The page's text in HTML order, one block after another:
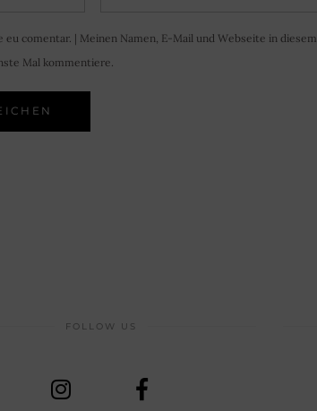
comentar. | Meinen Namen, E-Mail und Webseite in diesem
Mal kommentiere.
FOLLOW US